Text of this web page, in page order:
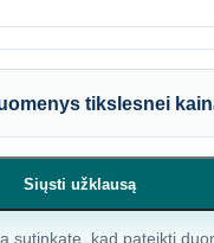
tikslesnei
Siųsti užklausą
sutinkate, kad pateikti